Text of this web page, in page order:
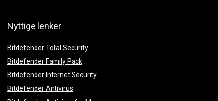
Nyttige lenker
Bitdefender Total Security
Bitdefender Family Pack
Bitdefender Internet Security
Bitdefender Antivirus